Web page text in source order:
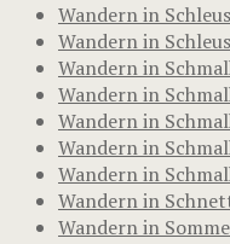
Wandern in
Wandern in
Wandern in
Wandern in
Wandern in
Wandern in
Wandern in
Wandern in
Wandern in